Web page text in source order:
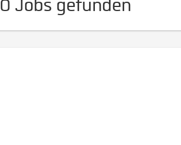
0 Jobs gefunden